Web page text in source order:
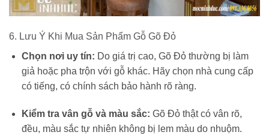
6. Lưu Ý Khi Mua Sản Phẩm Gỗ Gõ Đỏ
Chọn nơi uy tín: Do giá trị cao, Gõ Đỏ thường bị làm
giả hoặc pha trộn với gỗ khác. Hãy chọn nhà cung cấp
có tiếng, có chính sách bảo hành rõ ràng.
Kiểm tra vân gỗ và màu sắc: Gõ Đỏ thật có vân rõ,
đều, màu sắc tự nhiên không bị lem màu do nhuộm.